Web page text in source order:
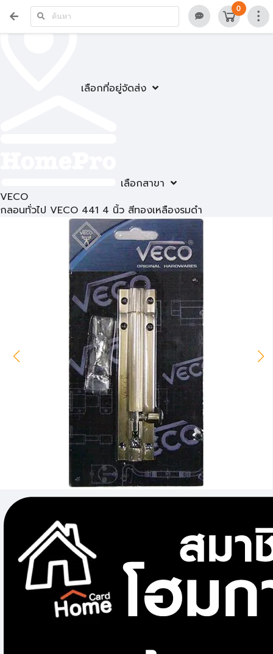
เลือกที่อยู่จัดส่ง
เลือกสาขา
0
VECO
กลอนทั่วไป VECO 441 4 นิ้ว สีทองเหลืองรมดำ